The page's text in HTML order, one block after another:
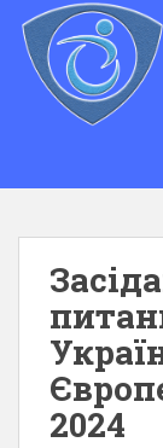
2024